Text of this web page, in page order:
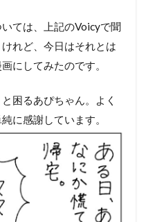
ては、上記のVoicyで聞
れど、今日はそれとは
にしてみたのです。
困るあぴちゃん。よく
に感謝しています。